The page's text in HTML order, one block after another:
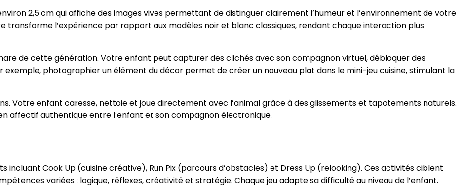
2,5 cm qui affiche des images vives permettant de distinguer clairement l’humeur et l’environnement de votre
transforme l’expérience par rapport aux modèles noir et blanc classiques, rendant chaque interaction plus
de cette génération. Votre enfant peut capturer des clichés avec son compagnon virtuel, débloquer des
exemple, photographier un élément du décor permet de créer un nouveau plat dans le mini-jeu cuisine, stimulant la
Votre enfant caresse, nettoie et joue directement avec l’animal grâce à des glissements et tapotements naturels.
affectif authentique entre l’enfant et son compagnon électronique.
incluant Cook Up (cuisine créative), Run Pix (parcours d’obstacles) et Dress Up (relooking). Ces activités ciblent
variées : logique, réflexes, créativité et stratégie. Chaque jeu adapte sa difficulté au niveau de l’enfant.